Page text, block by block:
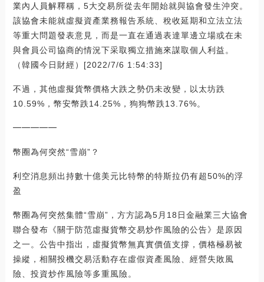
業內人員解釋稱，5大交易所從去年開始就與協會發生沖突。
該協會未能就虛擬資產業務報告系統、稅收延期和立法立法
等重大問題發表意見，而是一直在通過表達單邊立場或在未
與會員公司協商的情況下采取獨立措施來謀取個人利益。
（韓國今日財經）[2022/7/6 1:54:33]
不過，其他虛擬貨幣價格大跌之勢仍未改變，以太坊跌
10.59%，幣安幣跌14.25%，狗狗幣跌13.76%。
━━━━━
幣圈為何突然“雪崩”？
利空消息頻出持數十億美元比特幣的特斯拉仍有超50%的浮
盈
幣圈為何突然集體“雪崩”，方方認為5月18日金融業三大協會
聯合發布《關于防范虛擬貨幣交易炒作風險的公告》是原因
之一。公告中指出，虛擬貨幣無真實價值支撐，價格極易被
操縱，相關投機交易活動存在虛假資產風險、經營失敗風
險、投資炒作風險等多重風險。